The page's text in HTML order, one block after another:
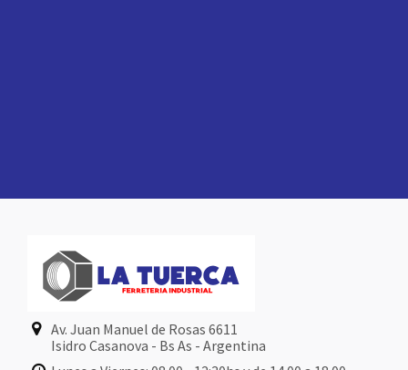
Av. Juan Manuel de Rosas 6611
Isidro Casanova - Bs As - Argentina